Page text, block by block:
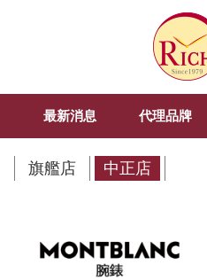
最新消息 代理品牌
旗艦店 中正店